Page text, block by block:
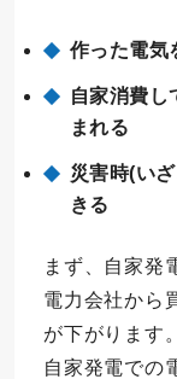
作った電気
自家消費し
まれる
災害時(い
きる
まず、自家発
電力会社から
が下がります
自家発電での